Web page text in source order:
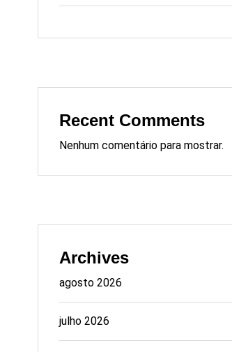
Recent Comments
Nenhum comentário para mostrar.
Archives
agosto 2026
julho 2026